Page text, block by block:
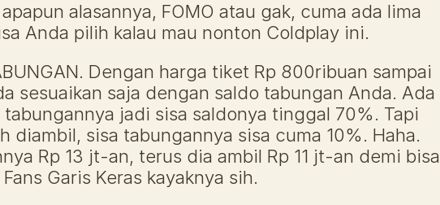
alasannya, FOMO atau gak, cuma ada lima
Anda pilih kalau mau nonton Coldplay ini.
Dengan harga tiket Rp 800ribuan sampai
sesuaikan saja dengan saldo tabungan Anda. Ada
jadi sisa saldonya tinggal 70%. Tapi
diambil, sisa tabungannya sisa cuma 10%. Haha.
Rp 13 jt-an, terus dia ambil Rp 11 jt-an demi bisa
Garis Keras kayaknya sih.